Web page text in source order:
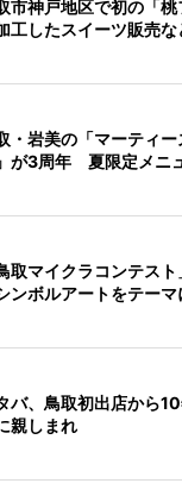
市神戸地区で初の「
工したスイーツ販売な
・岩美の「マーティ
が3周年 夏限定メニ
鳥取マイクラコンテス
ンボルアートをテーマ
バ、鳥取初出店から
親しまれ